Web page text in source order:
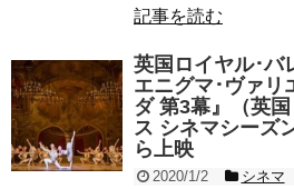
記事を読む
英国ロイヤル･バ
エニグマ･ヴァリ
ダ 第3幕』（英
ス シネマシーズ
ら上映
2020/1/2
シネマ